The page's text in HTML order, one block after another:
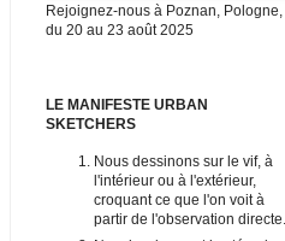
Rejoignez-nous à Poznan, Pologne,
du 20 au 23 août 2025
LE MANIFESTE URBAN
SKETCHERS
Nous dessinons sur le vif, à
l'intérieur ou à l'extérieur,
croquant ce que l'on voit à
partir de l'observation directe.